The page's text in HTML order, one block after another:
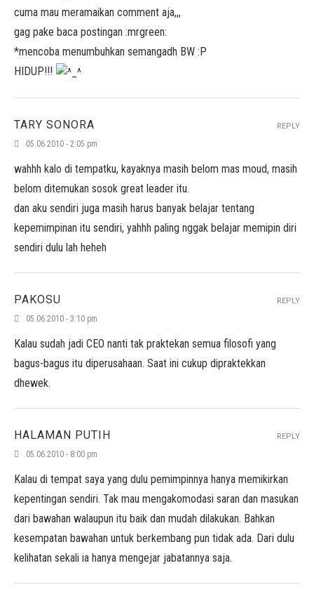
cuma mau meramaikan comment aja,,,
gag pake baca postingan :mrgreen:
*mencoba menumbuhkan semangadh BW :P
HIDUP!!!
TARY SONORA
05.06.2010 - 2:05 pm
wahhh kalo di tempatku, kayaknya masih belom mas moud, masih
belom ditemukan sosok great leader itu.
dan aku sendiri juga masih harus banyak belajar tentang
kepemimpinan itu sendiri, yahhh paling nggak belajar memipin diri
sendiri dulu lah heheh
REPLY
PAKOSU
05.06.2010 - 3:10 pm
Kalau sudah jadi CEO nanti tak praktekan semua filosofi yang
bagus-bagus itu diperusahaan. Saat ini cukup dipraktekkan
dhewek.
REPLY
HALAMAN PUTIH
05.06.2010 - 8:00 pm
Kalau di tempat saya yang dulu pemimpinnya hanya memikirkan
kepentingan sendiri. Tak mau mengakomodasi saran dan masukan
dari bawahan walaupun itu baik dan mudah dilakukan. Bahkan
kesempatan bawahan untuk berkembang pun tidak ada. Dari dulu
kelihatan sekali ia hanya mengejar jabatannya saja.
REPLY